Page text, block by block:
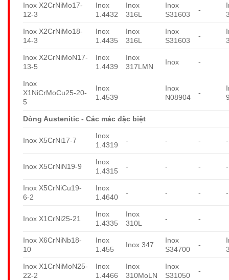
Inox X2CrNiMo17-
12-3
Inox
1.4432
Inox
316L
Inox
S31603
-
Inox X2CrNiMo18-
14-3
Inox
1.4435
Inox
316L
Inox
S31603
-
Inox X2CrNiMoN17-
13-5
Inox
1.4439
Inox
317LMN
Inox -
Inox
X1NiCrMoCu25-20-
5
Inox
1.4539
Inox
N08904
-
Dòng Austenitic - Các mác đặc biệt
Inox X5CrNi17-7
Inox
1.4319
- - - -
Inox X5CrNiN19-9
Inox
1.4315
- - - -
Inox X5CrNiCu19-
6-2
Inox
1.4640
- - - -
Inox X1CrNi25-21
Inox
1.4335
Inox
310L
- -
Inox X6CrNiNb18-
10
Inox
1.455
Inox 347
Inox
S34700
-
Inox X1CrNiMoN25-
22-2
Inox
1.4466
Inox
310MoLN
Inox
S31050
-